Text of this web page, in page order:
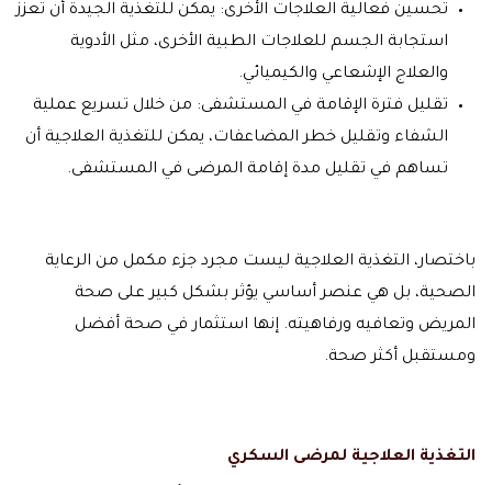
تحسين فعالية العلاجات الأخرى: يمكن للتغذية الجيدة أن تعزز
استجابة الجسم للعلاجات الطبية الأخرى، مثل الأدوية
والعلاج الإشعاعي والكيميائي.
تقليل فترة الإقامة في المستشفى: من خلال تسريع عملية
الشفاء وتقليل خطر المضاعفات، يمكن للتغذية العلاجية أن
تساهم في تقليل مدة إقامة المرضى في المستشفى.
باختصار، التغذية العلاجية ليست مجرد جزء مكمل من الرعاية
الصحية، بل هي عنصر أساسي يؤثر بشكل كبير على صحة
المريض وتعافيه ورفاهيته. إنها استثمار في صحة أفضل
ومستقبل أكثر صحة.
التغذية العلاجية لمرضى السكري